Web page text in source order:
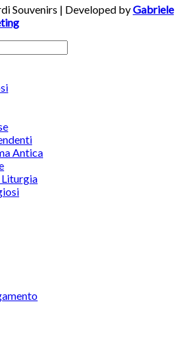
Souvenirs | Developed byGabriele
Antica